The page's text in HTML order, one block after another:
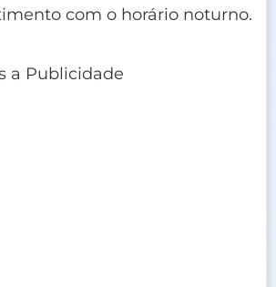
com o horário noturno.
a Publicidade